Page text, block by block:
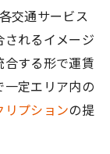
交通サービス
されるイメージ
合する形で運賃
一定エリア内の
リプションの提